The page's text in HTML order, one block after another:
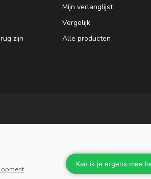
zijn
Mijn verlanglijst
Vergelijk
Alle producten